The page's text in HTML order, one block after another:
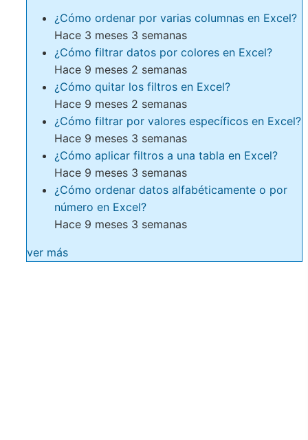
¿Cómo ordenar por varias columnas en Excel?
Hace 3 meses 3 semanas
¿Cómo filtrar datos por colores en Excel?
Hace 9 meses 2 semanas
¿Cómo quitar los filtros en Excel?
Hace 9 meses 2 semanas
¿Cómo filtrar por valores específicos en Excel?
Hace 9 meses 3 semanas
¿Cómo aplicar filtros a una tabla en Excel?
Hace 9 meses 3 semanas
¿Cómo ordenar datos alfabéticamente o por
número en Excel?
Hace 9 meses 3 semanas
ver más